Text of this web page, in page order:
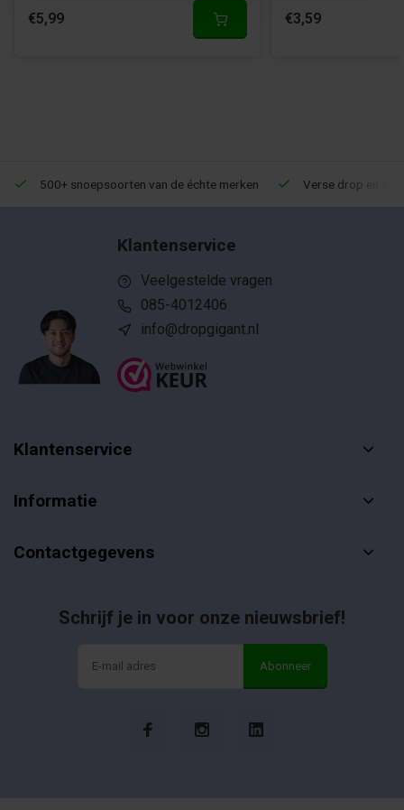
€5,99 €3,59
500+ snoepsoorten van de échte merken Verse drop en
Klantenservice
Veelgestelde vragen
085-4012406
info@dropgigant.nl
Klantenservice
Informatie
Contactgegevens
Schrijf je in voor onze nieuwsbrief!
Abonneer